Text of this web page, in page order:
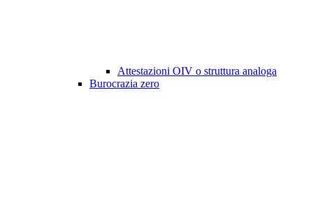
Attestazioni OIV o struttura analoga
Burocrazia zero